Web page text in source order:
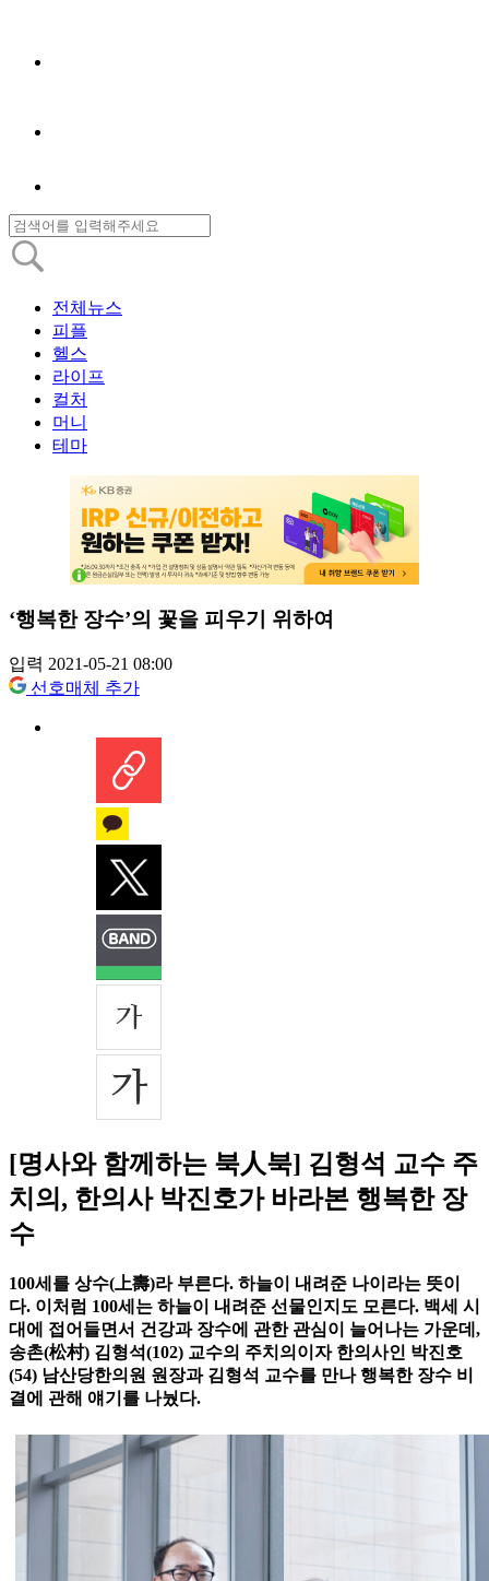
전체뉴스
피플
헬스
라이프
컬처
머니
테마
‘행복한 장수’의 꽃을 피우기 위하여
입력 2021-05-21 08:00
선호매체 추가
[명사와 함께하는 북人북] 김형석 교수 주
치의, 한의사 박진호가 바라본 행복한 장
수
100세를 상수(上壽)라 부른다. 하늘이 내려준 나이라는 뜻이
다. 이처럼 100세는 하늘이 내려준 선물인지도 모른다. 백세 시
대에 접어들면서 건강과 장수에 관한 관심이 늘어나는 가운데,
송촌(松村) 김형석(102) 교수의 주치의이자 한의사인 박진호
(54) 남산당한의원 원장과 김형석 교수를 만나 행복한 장수 비
결에 관해 얘기를 나눴다.